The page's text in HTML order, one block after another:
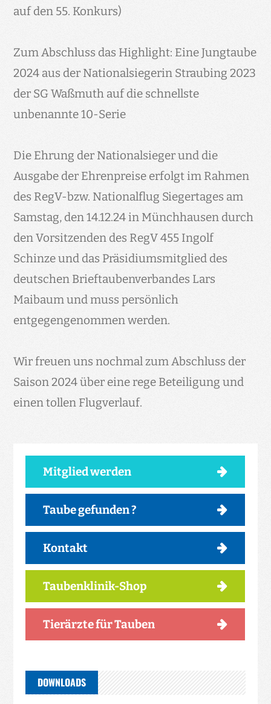
auf den 55. Konkurs)
Zum Abschluss das Highlight: Eine Jungtaube
2024 aus der Nationalsiegerin Straubing 2023
der SG Waßmuth auf die schnellste
unbenannte 10-Serie
Die Ehrung der Nationalsieger und die
Ausgabe der Ehrenpreise erfolgt im Rahmen
des RegV-bzw. Nationalflug Siegertages am
Samstag, den 14.12.24 in Münchhausen durch
den Vorsitzenden des RegV 455 Ingolf
Schinze und das Präsidiumsmitglied des
deutschen Brieftaubenverbandes Lars
Maibaum und muss persönlich
entgegengenommen werden.
Wir freuen uns nochmal zum Abschluss der
Saison 2024 über eine rege Beteiligung und
einen tollen Flugverlauf.
Mitglied werden
Taube gefunden ?
Kontakt
Taubenklinik-Shop
Tierärzte für Tauben
DOWNLOADS